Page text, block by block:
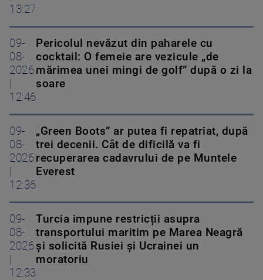
13:27
09-
08-
2026
|
12:46
Pericolul nevăzut din paharele cu
cocktail: O femeie are vezicule „de
mărimea unei mingi de golf” după o zi la
soare
09-
08-
2026
|
12:36
„Green Boots” ar putea fi repatriat, după
trei decenii. Cât de dificilă va fi
recuperarea cadavrului de pe Muntele
Everest
09-
08-
2026
|
12:33
Turcia impune restricții asupra
transportului maritim pe Marea Neagră
și solicită Rusiei și Ucrainei un
moratoriu